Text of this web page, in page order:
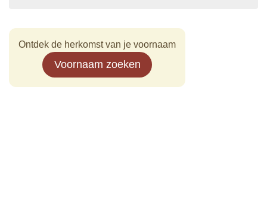
Ontdek de herkomst van je voornaam
Voornaam zoeken